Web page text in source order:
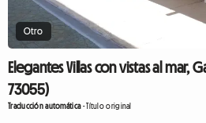
Otro
Elegantes Villas con vistas al mar,
73055)
Traducción automática-Título original